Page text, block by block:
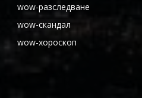
wow-разследване
wow-скандал
wow-хороскоп